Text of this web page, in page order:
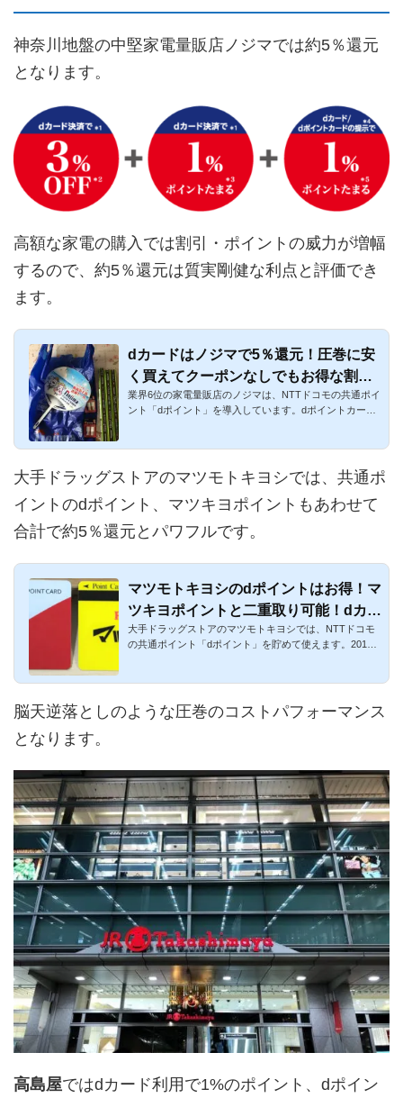
神奈川地盤の中堅家電量販店ノジマでは約5％還元
となります。
高額な家電の購入では割引・ポイントの威力が増幅
するので、約5％還元は質実剛健な利点と評価でき
ます。
dカードはノジマで5％還元！圧巻に安
く買えてクーポンなしでもお得な割
引！
業界6位の家電量販店のノジマは、NTTドコモの共通ポイ
ント「dポイント」を導入しています。dポイントカード
大手ドラッグストアのマツモトキヨシでは、共通ポ
イントのdポイント、マツキヨポイントもあわせて
合計で約5％還元とパワフルです。
マツモトキヨシのdポイントはお得！マ
ツキヨポイントと二重取り可能！dカー
ドなら5％還元
大手ドラッグストアのマツモトキヨシでは、NTTドコモ
の共通ポイント「dポイント」を貯めて使えます。2018
脳天逆落としのような圧巻のコストパフォーマンス
となります。
高島屋ではdカード利用で1%のポイント、dポイン